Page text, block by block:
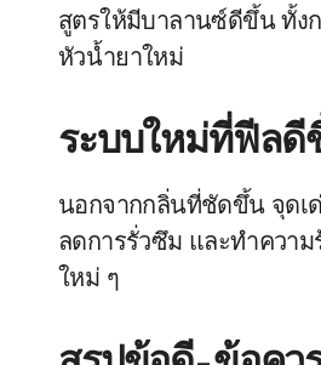
สูตรให้มีบาลานซ์ดีขึ้น ทั้ง
หัวน้ำยาใหม่
ระบบใหม่ที่ฟีลดี
นอกจากกลิ่นที่ชัดขึ้น จุดเ
ลดการรั่วซึม และทำควา
ใหม่ ๆ